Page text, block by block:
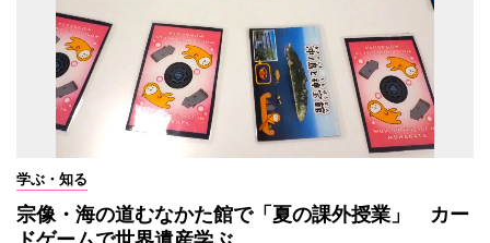
学ぶ・知る
宗像・海の道むなかた館で「夏の課外授業」 カー